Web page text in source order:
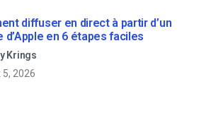
diffuser en direct à partir d’un
d’Apple en 6 étapes faciles
Krings
2026